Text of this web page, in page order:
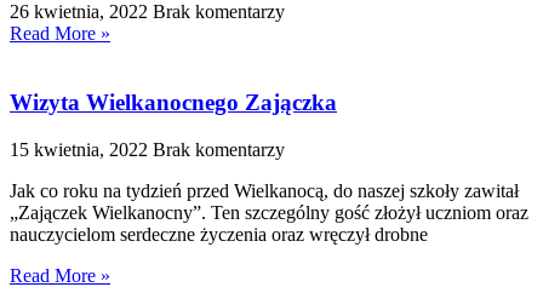
26 kwietnia, 2022 Brak komentarzy
Read More »
Wizyta Wielkanocnego Zajączka
15 kwietnia, 2022 Brak komentarzy
Jak co roku na tydzień przed Wielkanocą, do naszej szkoły zawitał
„Zajączek Wielkanocny”. Ten szczególny gość złożył uczniom oraz
nauczycielom serdeczne życzenia oraz wręczył drobne
Read More »